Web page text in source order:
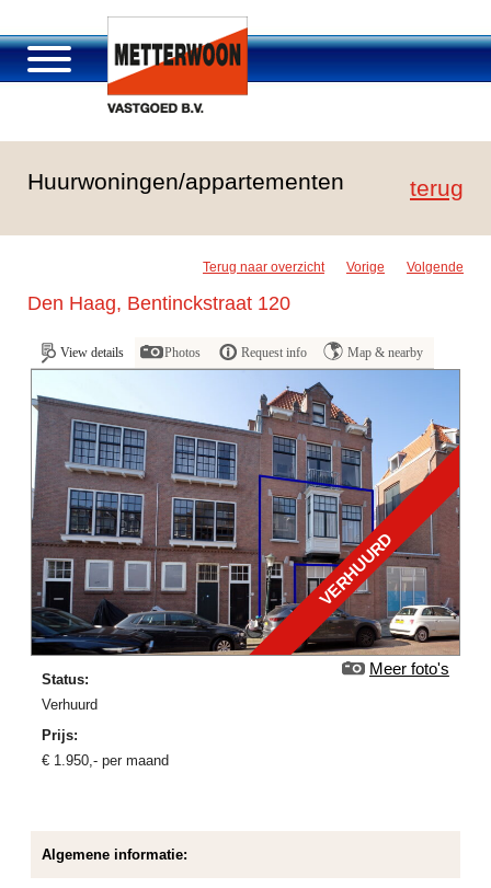
Portfolio
Huurwoningen/appartementen terug
Terug naar overzicht Vorige Volgende
Den Haag, Bentinckstraat 120
View details Photos Request info Map & nearby
VERHUURD
Meer foto's
Status:
verhuurd
Prijs:
€ 1.950 ,- per maand
Algemene informatie: